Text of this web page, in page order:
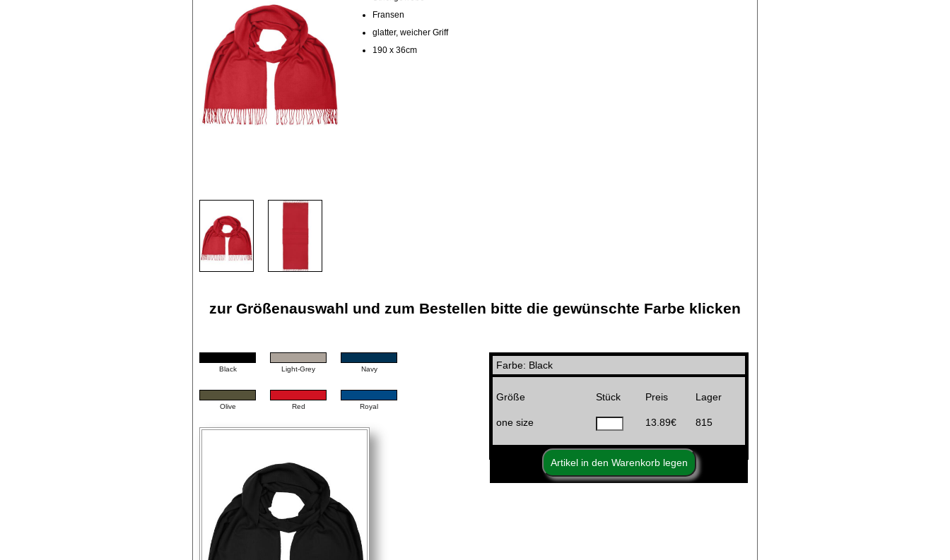
Fransen
glatter, weicher Griff
190 x 36cm
zur Größenauswahl und zum Bestellen bitte die gewünschte Farbe klicken
Black Light-Grey Navy
Olive Red Royal
Farbe: Black
Größe Stück Preis Lager
one size 13.89€ 815